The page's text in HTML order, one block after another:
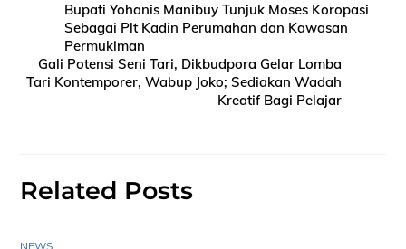
Bupati Yohanis Manibuy Tunjuk Moses Koropasi
Sebagai Plt Kadin Perumahan dan Kawasan
Permukiman
Gali Potensi Seni Tari, Dikbudpora Gelar Lomba
Tari Kontemporer, Wabup Joko; Sediakan Wadah
Kreatif Bagi Pelajar
Related Posts
NEWS